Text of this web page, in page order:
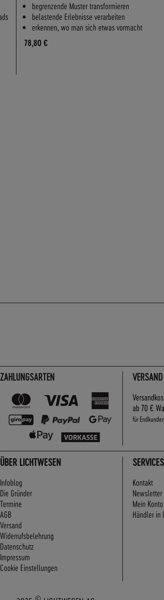
begrenzende Muster transformieren
belastende Erlebnisse verarbeiten
erkennen, wo man sich etwas vormacht
78,80 €
ZAHLUNGSARTEN VERSAND
ab 70 €
für
ÜBER LICHTWESEN
Infoblog
Die Gründer
Termine
AGB
Versand
Widerrufsbelehrung
Datenschutz
Impressum
Cookie Einstellungen
SERVICES
Kontakt
Newsletter
Mein Konto
Händler in